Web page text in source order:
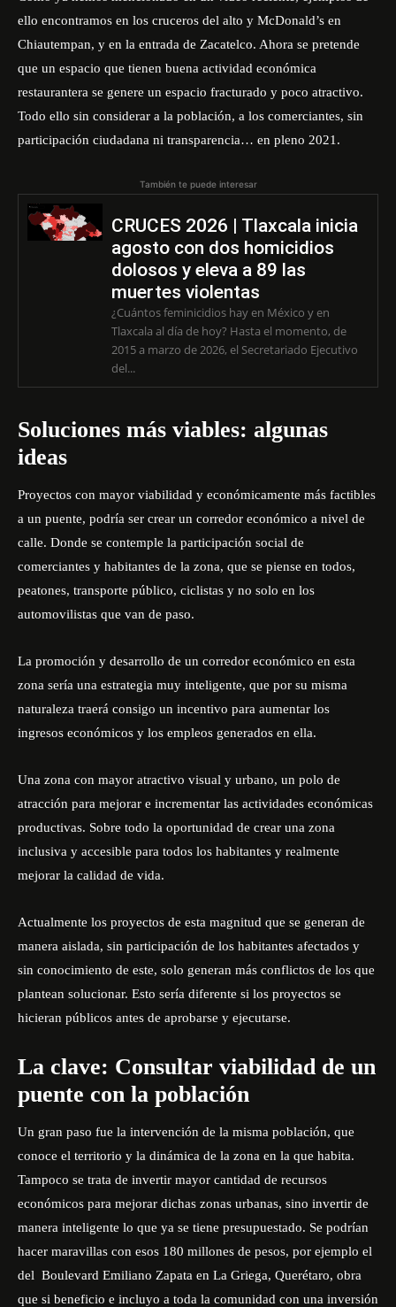
ello encontramos en los cruceros del alto y McDonald’s en
Chiautempan, y en la entrada de Zacatelco. Ahora se pretende
que un espacio que tienen buena actividad económica
restaurantera se genere un espacio fracturado y poco atractivo.
Todo ello sin considerar a la población, a los comerciantes, sin
participación ciudadana ni transparencia… en pleno 2021.
También te puede interesar
CRUCES 2026 | Tlaxcala inicia
agosto con dos homicidios
dolosos y eleva a 89 las
muertes violentas
¿Cuántos feminicidios hay en México y en
Tlaxcala al día de hoy? Hasta el momento, de
2015 a marzo de 2026, el Secretariado Ejecutivo
del...
Soluciones más viables: algunas
ideas
Proyectos con mayor viabilidad y económicamente más factibles
a un puente, podría ser crear un corredor económico a nivel de
calle. Donde se contemple la participación social de
comerciantes y habitantes de la zona, que se piense en todos,
peatones, transporte público, ciclistas y no solo en los
automovilistas que van de paso.
La promoción y desarrollo de un corredor económico en esta
zona sería una estrategia muy inteligente, que por su misma
naturaleza traerá consigo un incentivo para aumentar los
ingresos económicos y los empleos generados en ella.
Una zona con mayor atractivo visual y urbano, un polo de
atracción para mejorar e incrementar las actividades económicas
productivas. Sobre todo la oportunidad de crear una zona
inclusiva y accesible para todos los habitantes y realmente
mejorar la calidad de vida.
Actualmente los proyectos de esta magnitud que se generan de
manera aislada, sin participación de los habitantes afectados y
sin conocimiento de este, solo generan más conflictos de los que
plantean solucionar. Esto sería diferente si los proyectos se
hicieran públicos antes de aprobarse y ejecutarse.
La clave: Consultar viabilidad de un
puente con la población
Un gran paso fue la intervención de la misma población, que
conoce el territorio y la dinámica de la zona en la que habita.
Tampoco se trata de invertir mayor cantidad de recursos
económicos para mejorar dichas zonas urbanas, sino invertir de
manera inteligente lo que ya se tiene presupuestado. Se podrían
hacer maravillas con esos 180 millones de pesos, por ejemplo el
del Boulevard Emiliano Zapata en La Griega, Querétaro, obra
que si beneficio e incluyo a toda la comunidad con una inversión